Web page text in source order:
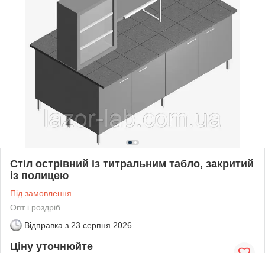
Стіл острівний із титральним табло, закритий
із полицею
Під замовлення
Опт і роздріб
Відправка з 23 серпня 2026
Ціну уточнюйте